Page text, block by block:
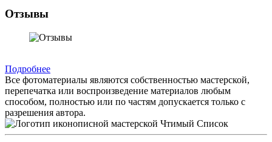
Отзывы
Подробнее
Все фотоматериалы являются собственностью мастерской,
перепечатка или воспроизведение материалов любым
способом, полностью или по частям допускается только с
разрешения автора.